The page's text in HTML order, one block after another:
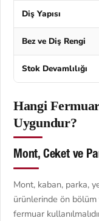
Diş Yapısı
Bez ve Diş Rengi
Stok Devamlılığı
Hangi
Uygundur?
Mont, Ceket ve
Mont, kaban, parka,
ürünlerinde ön bölüm
fermuar